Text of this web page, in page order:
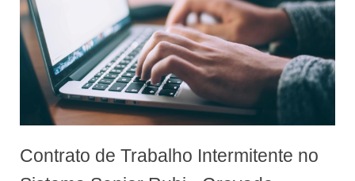
Contrato de Trabalho Intermitente no